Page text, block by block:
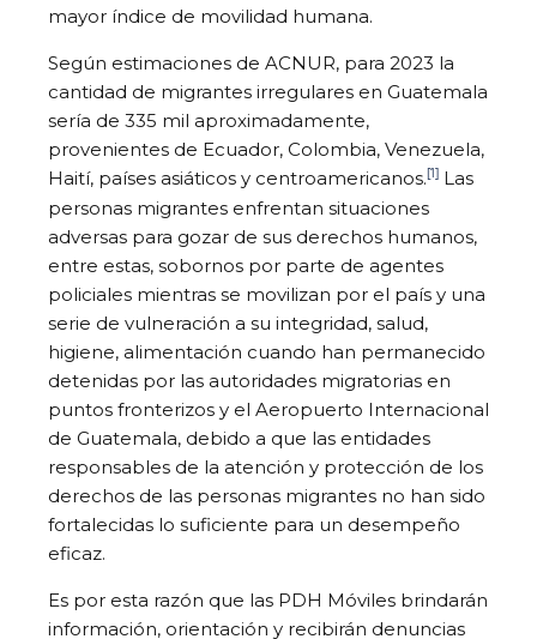
mayor índice de movilidad humana.
Según estimaciones de ACNUR, para 2023 la
cantidad de migrantes irregulares en Guatemala
sería de 335 mil aproximadamente,
provenientes de Ecuador, Colombia, Venezuela,
Haití, países asiáticos y centroamericanos.[1] Las
personas migrantes enfrentan situaciones
adversas para gozar de sus derechos humanos,
entre estas, sobornos por parte de agentes
policiales mientras se movilizan por el país y una
serie de vulneración a su integridad, salud,
higiene, alimentación cuando han permanecido
detenidas por las autoridades migratorias en
puntos fronterizos y el Aeropuerto Internacional
de Guatemala, debido a que las entidades
responsables de la atención y protección de los
derechos de las personas migrantes no han sido
fortalecidas lo suficiente para un desempeño
eficaz.
Es por esta razón que las PDH Móviles brindarán
información, orientación y recibirán denuncias